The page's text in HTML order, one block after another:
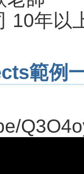
10年以
範例